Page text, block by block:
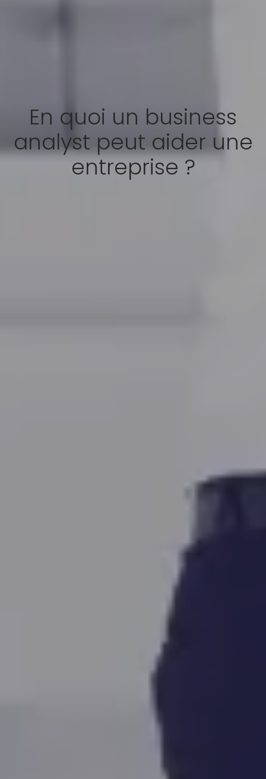
En quoi un business
analyst peut aider une
entreprise ?